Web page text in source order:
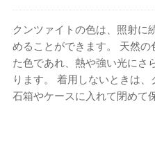
クンツァイトの色は、照射に
めることができます。 天然
た色であれ、熱や強い光にさ
ります。 着用しないときは
石箱やケースに入れて閉めて